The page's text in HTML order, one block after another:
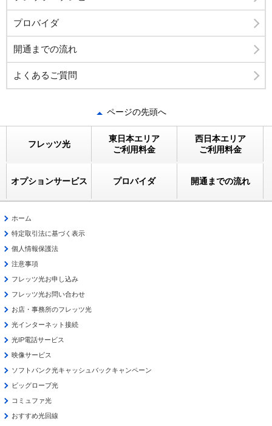
プロバイダ
開通までの流れ
よくあるご質問
ページの先頭へ
フレッツ光
東日本エリア
ご利用料金
西日本エリア
ご利用料金
オプションサービス プロバイダ 開通までの流れ
ホーム
特定取引法に基づく表示
個人情報保護法
注意事項
フレッツ光お申し込み
フレッツ光お問い合わせ
お店・事務所のフレッツ光
光インターネット接続
光IP電話サービス
映像サービス
ソフトバンク光キャッシュバックキャンペーン
ビッグローブ光
コミュファ光
おすすめ光回線